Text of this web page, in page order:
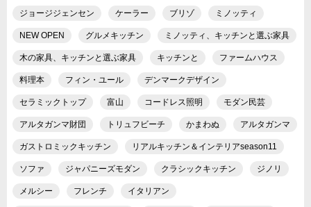
ジョージジェンセン ケーラー ブリゾ ミノッティ
NEW OPEN グルメキッチン ミノッティ、キッチンと選ぶ家具
木の家具、キッチンと選ぶ家具 キッチンと ファームハウス
料理本 フィン・ユール デンマークデザイン
セラミックトップ 富山 コードレス照明 モダン民芸
アルタガンマ財団 トリュフビーチ かまわぬ アルタガンマ
ガストロミックキッチン リアルキッチン＆インテリアseason11
ソファ ジャパニーズモダン クラシックキッチン ジノリ
メルシー フレンチ イタリアン